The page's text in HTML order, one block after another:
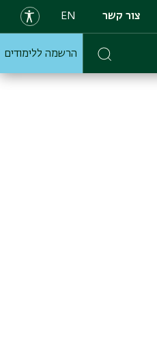
צור קשר EN
הרשמה ללימודים